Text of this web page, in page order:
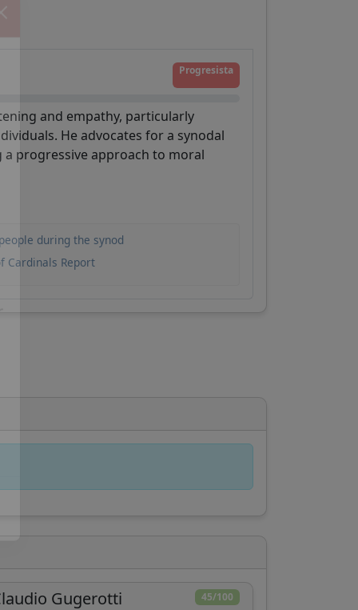
Progresista
and empathy, particularly
He advocates for a synodal
progressive approach to moral
during the synod
Cardinals Report
45/100
Gugerotti